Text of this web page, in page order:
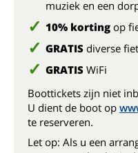
muziek en een
10% korting op
GRATIS diverse
GRATIS WiFi
Boottickets zijn niet
U dient de boot op
te reserveren.
Let op: Als u een